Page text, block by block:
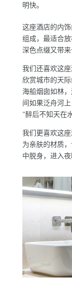
明快。
这座酒店的内
组成，最适合
深色点缀又带来
我们还喜欢这座
欣赏城市的天
海船烟囱如林
间如果泛舟河
“醉后不知天在
我们更喜欢这
为亲肤的材质
中脱身，进入夜